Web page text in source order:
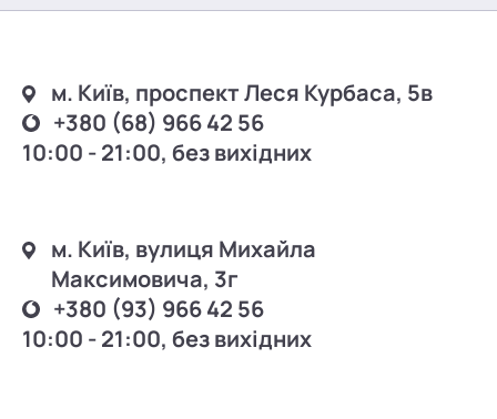
м. Київ, проспект Леся Курбаса, 5в
+380 (68) 966 42 56
10:00 - 21:00, без вихідних
м. Київ, вулиця Михайла
Максимовича, 3г
+380 (93) 966 42 56
10:00 - 21:00, без вихідних